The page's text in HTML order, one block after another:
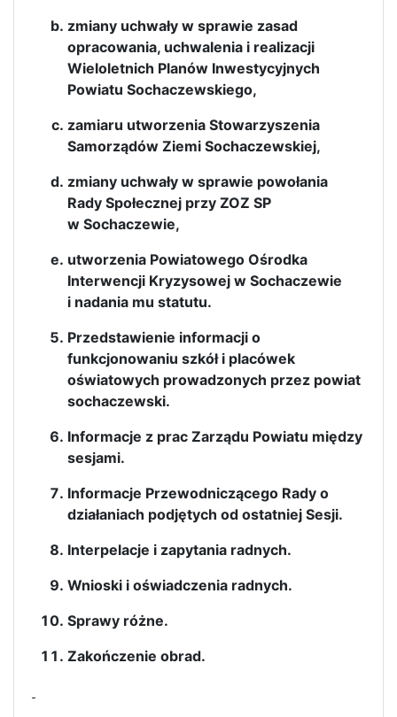
zmiany uchwały w sprawie zasad
opracowania, uchwalenia i realizacji
Wieloletnich Planów Inwestycyjnych
Powiatu Sochaczewskiego,
zamiaru utworzenia Stowarzyszenia
Samorządów Ziemi Sochaczewskiej,
zmiany uchwały w sprawie powołania
Rady Społecznej przy ZOZ SP
w Sochaczewie,
utworzenia Powiatowego Ośrodka
Interwencji Kryzysowej w Sochaczewie
i nadania mu statutu.
Przedstawienie informacji o
funkcjonowaniu szkół i placówek
oświatowych prowadzonych przez powiat
sochaczewski.
Informacje z prac Zarządu Powiatu między
sesjami.
Informacje Przewodniczącego Rady o
działaniach podjętych od ostatniej Sesji.
Interpelacje i zapytania radnych.
Wnioski i oświadczenia radnych.
Sprawy różne.
Zakończenie obrad.